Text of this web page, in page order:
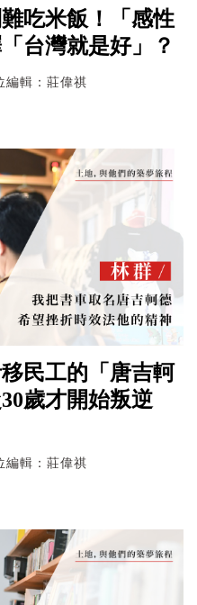
難吃米飯！「感性
台灣就是好」？
編輯：莊偉祺
移民工的「唐吉軻
歲才開始叛逆
編輯：莊偉祺